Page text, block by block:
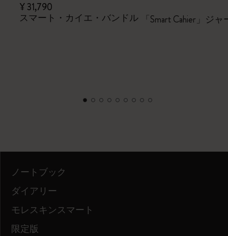
¥ 31,790
スマート・カイエ・バンドル
「Smart Cahier」ジ
ノートブック
ダイアリー
モレスキンスマート
限定版